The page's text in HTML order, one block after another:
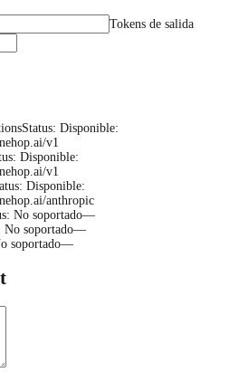
Tokens de salida
Status: Disponible:
v1
: Disponible:
v1
: Disponible:
anthropic
: No soportado—
No soportado—
soportado—